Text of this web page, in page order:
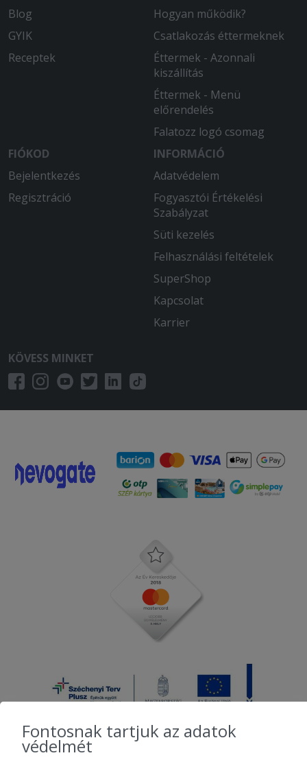
Blog
GYIK
Receptek
Hogyan működik?
Csatlakozás éttermeknek
Éttermek - Azonnali
kiszállítás
Éttermek - Menü
előrendelés
Falatozz logó csomag
FIÓKOD
Bejelentkezés
Regisztráció
INFORMÁCIÓ
Adatvédelem
Fogyasztói Értékelési
Szabályzat
Süti kezelés
Felhasználási feltételek
SuperShop
Kapcsolat
Karrier
KÖVESS MINKET
Fontosnak tartjuk az adatok
védelmét